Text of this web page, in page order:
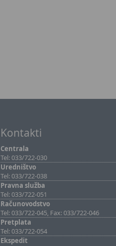
Kontakti
Centrala
Tel: 033/722-030
Uredništvo
Tel: 033/722-038
Pravna služba
Tel: 033/722-051
Računovodstvo
Tel: 033/722-045, Fax: 033/722-046
Pretplata
Tel: 033/722-054
Ekspedit